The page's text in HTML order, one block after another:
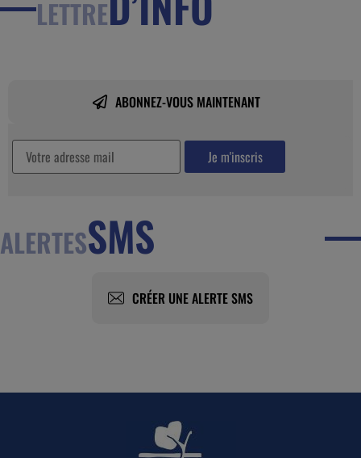
LETTRE
ABONNEZ-VOUS MAINTENANT
ALERTESSMS
CRÉER UNE ALERTE SMS